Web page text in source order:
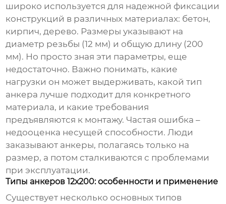
широко используется для надежной фиксации
конструкций в различных материалах: бетон,
кирпич, дерево. Размеры указывают на
диаметр резьбы (12 мм) и общую длину (200
мм). Но просто зная эти параметры, еще
недостаточно. Важно понимать, какие
нагрузки он может выдерживать, какой тип
анкера лучше подходит для конкретного
материала, и какие требования
предъявляются к монтажу. Частая ошибка –
недооценка несущей способности. Люди
заказывают анкеры, полагаясь только на
размер, а потом сталкиваются с проблемами
при эксплуатации.
Типы анкеров 12х200: особенности и применение
Существует несколько основных типов